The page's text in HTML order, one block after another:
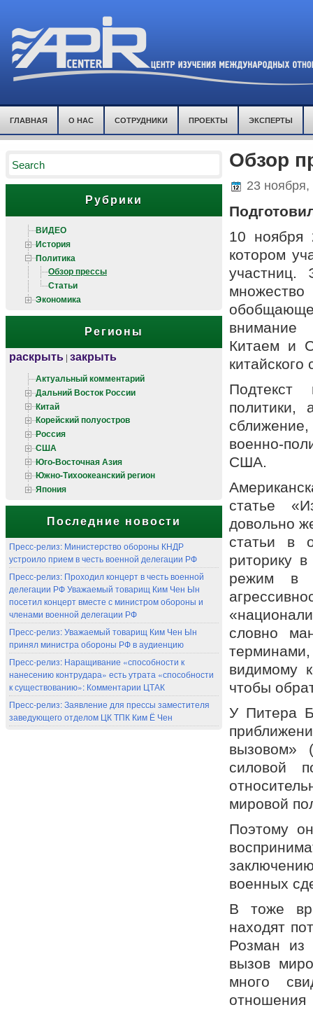
ГЛАВНАЯ О НАС СОТРУДНИКИ ПРОЕКТЫ ЭКСПЕРТЫ
Рубрики
ВИДЕО
История
Политика
Обзор прессы
Статьи
Экономика
Регионы
раскрыть | закрыть
Актуальный комментарий
Дальний Восток России
Китай
Корейский полуостров
Россия
США
Юго-Восточная Азия
Южно-Тихоокеанский регион
Япония
Последние новости
Пресс-релиз: Министерство обороны КНДР
устроило прием в честь военной делегации РФ
Пресс-релиз: Проходил концерт в честь военной
делегации РФ Уважаемый товарищ Ким Чен Ын
посетил концерт вместе с министром обороны и
членами военной делегации РФ
Пресс-релиз: Уважаемый товарищ Ким Чен Ын
принял министра обороны РФ в аудиенцию
Пресс-релиз: Наращивание «способности к
нанесению контрудара» есть утрата «способности
к существованию»: Комментарии ЦТАК
Пресс-релиз: Заявление для прессы заместителя
заведующего отделом ЦК ТПК Ким Ё Чен
Обзор
23 ноября,
10 ноября
котором
внимание
Китаем и
китайского
Подтекст
политики,
военно-
США.
статье
довольно
статьи в
риторику
режим в
словно
видимому
чтобы
У Питера
вызовом»
силовой
мировой
Поэтому
военных
В тоже
находят
Розман из
вызов
много